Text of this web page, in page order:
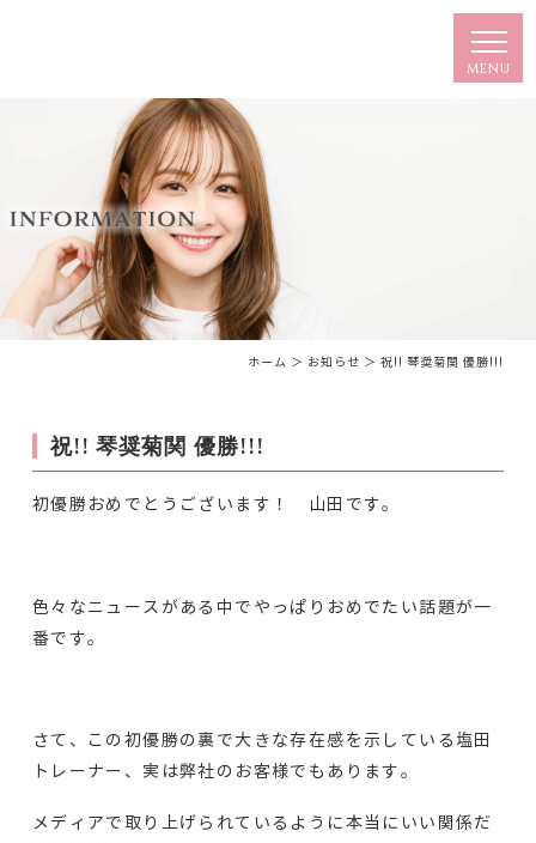
ホーム ＞ お知らせ ＞ 祝!! 琴奨菊関 優勝!!!
祝!! 琴奨菊関 優勝!!!
初優勝おめでとうございます！ 山田です。
色々なニュースがある中でやっぱりおめでたい話題が一
番です。
さて、この初優勝の裏で大きな存在感を示している塩田
トレーナー、実は弊社のお客様でもあります。
メディアで取り上げられているように本当にいい関係だ